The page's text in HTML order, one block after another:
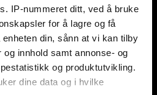
IP-nummeret ditt, ved å bruke
for å lagre og få
din, sånn at vi kan tilby
og innhold samt annonse- og
og produktutvikling.
dine data og i hvilke